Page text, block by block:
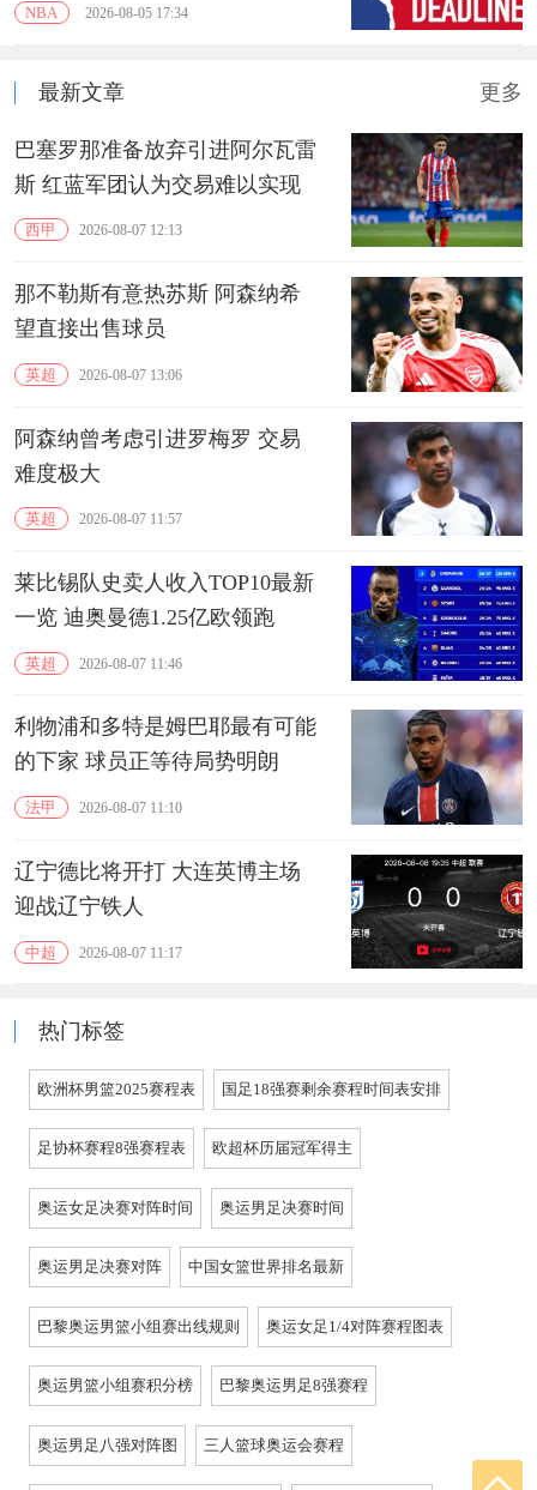
NBA 2026-08-05 17:34
最新文章 更多
巴塞罗那准备放弃引进阿尔瓦雷
斯 红蓝军团认为交易难以实现
西甲 2026-08-07 12:13
那不勒斯有意热苏斯 阿森纳希
望直接出售球员
英超 2026-08-07 13:06
阿森纳曾考虑引进罗梅罗 交易
难度极大
英超 2026-08-07 11:57
莱比锡队史卖人收入TOP10最新
一览 迪奥曼德1.25亿欧领跑
英超 2026-08-07 11:46
利物浦和多特是姆巴耶最有可能
的下家 球员正等待局势明朗
法甲 2026-08-07 11:10
辽宁德比将开打 大连英博主场
迎战辽宁铁人
中超 2026-08-07 11:17
热门标签
欧洲杯男篮2025赛程表 国足18强赛剩余赛程时间表安排
足协杯赛程8强赛程表 欧超杯历届冠军得主
奥运女足决赛对阵时间 奥运男足决赛时间
奥运男足决赛对阵 中国女篮世界排名最新
巴黎奥运男篮小组赛出线规则 奥运女足1/4对阵赛程图表
奥运男篮小组赛积分榜 巴黎奥运男足8强赛程
奥运男足八强对阵图 三人篮球奥运会赛程